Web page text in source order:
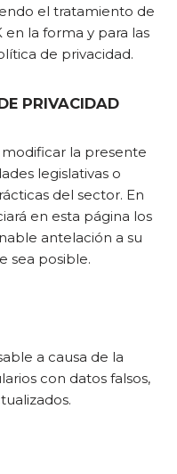
el tratamiento de
la forma y para las
de privacidad.
PRIVACIDAD
modificar la presente
legislativas o
del sector. En
en esta página los
antelación a su
sea posible.
a causa de la
con datos falsos,